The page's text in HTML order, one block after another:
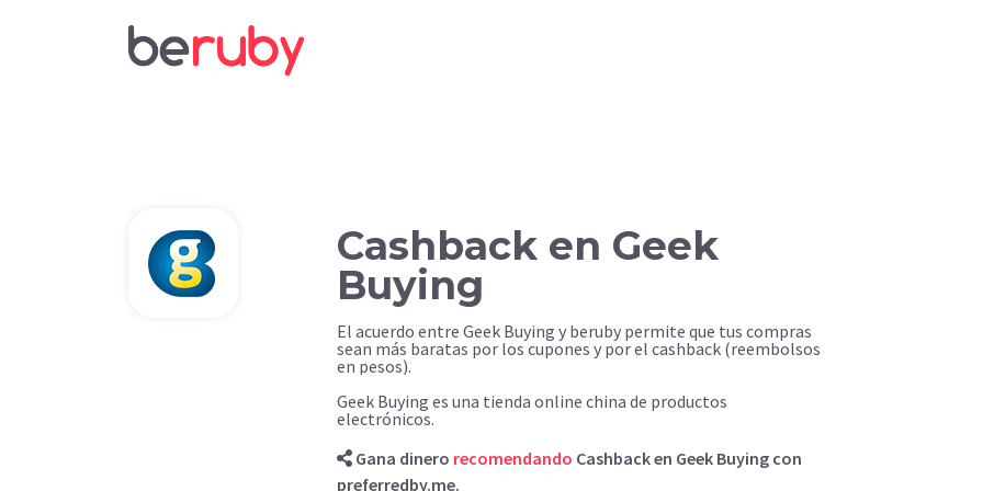
Cashback en Geek
Buying
El acuerdo entre Geek Buying y beruby permite que tus compras
sean más baratas por los cupones y por el cashback (reembolsos
en pesos).
Geek Buying es una tienda online china de productos
electrónicos.
Gana dinero recomendando Cashback en Geek Buying con
preferredby.me.